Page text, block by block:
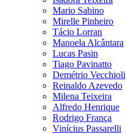
Mario Sabino
Mirelle Pinheiro
Tácio Lorran
Manoela Alcântara
Lucas Pasin
Tiago Pavinatto
Demétrio Vecchioli
Reinaldo Azevedo
Milena Teixeira
Alfredo Henrique
Rodrigo França
Vinícius Passarelli